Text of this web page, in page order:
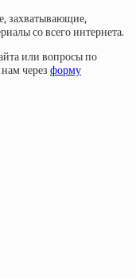
захватывающие,
со всего интернета.
или вопросы по
через форму